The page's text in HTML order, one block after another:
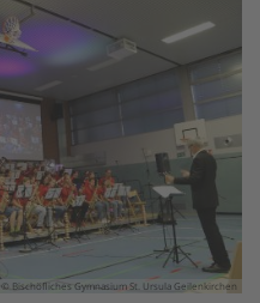
© Bischöfliches Gymnasium St. Ursula Geilenkirchen